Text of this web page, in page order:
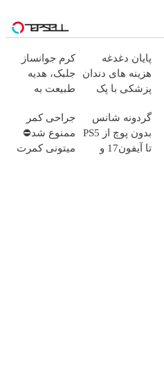
پایان دغدغه
هزینه های دندان
پزشکی با پک
خانگی
کرم جوانساز
جلبک، هدیه
طبیعت به
تخفیف ویژه)
گردونه شانس
بدون پوچ از PS5
تا آیفون17 و
جراحی کمر
ممنوع شد⛔
میتونی کمرت